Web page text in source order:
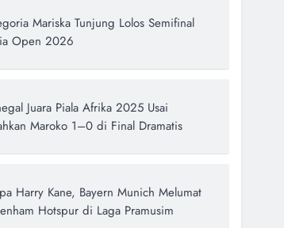
Mariska Tunjung Lolos Semifinal
Open 2026
Juara Piala Afrika 2025 Usai
Maroko 1–0 di Final Dramatis
Harry Kane, Bayern Munich Melumat
Hotspur di Laga Pramusim